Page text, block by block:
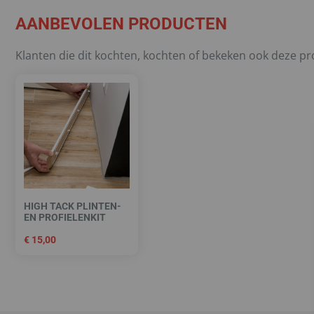
AANBEVOLEN PRODUCTEN
Klanten die dit kochten, kochten of bekeken ook deze
HIGH TACK PLINTEN-
EN PROFIELENKIT
€ 15,00